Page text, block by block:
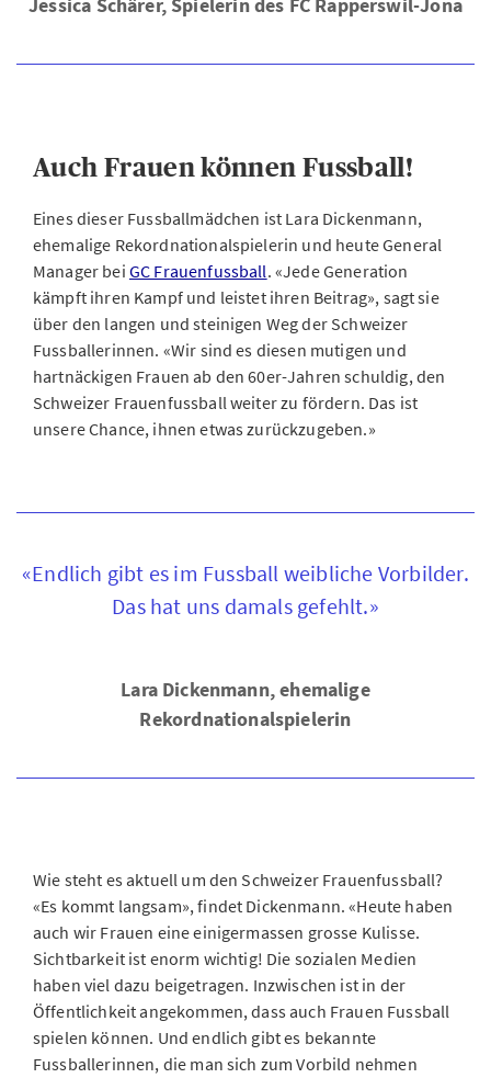
Auch Frauen können Fussball!
Eines dieser Fussballmädchen ist Lara Dickenmann,
ehemalige Rekordnationalspielerin und heute General
Manager bei GC Frauenfussball. «Jede Generation
kämpft ihren Kampf und leistet ihren Beitrag», sagt sie
über den langen und steinigen Weg der Schweizer
Fussballerinnen. «Wir sind es diesen mutigen und
hartnäckigen Frauen ab den 60er-Jahren schuldig, den
Schweizer Frauenfussball weiter zu fördern. Das ist
unsere Chance, ihnen etwas zurückzugeben.»
«Endlich gibt es im Fussball weibliche Vorbilder.
Das hat uns damals gefehlt.»
Lara Dickenmann, ehemalige
Rekordnationalspielerin
Wie steht es aktuell um den Schweizer Frauenfussball?
«Es kommt langsam», findet Dickenmann. «Heute haben
auch wir Frauen eine einigermassen grosse Kulisse.
Sichtbarkeit ist enorm wichtig! Die sozialen Medien
haben viel dazu beigetragen. Inzwischen ist in der
Öffentlichkeit angekommen, dass auch Frauen Fussball
spielen können. Und endlich gibt es bekannte
Fussballerinnen, die man sich zum Vorbild nehmen